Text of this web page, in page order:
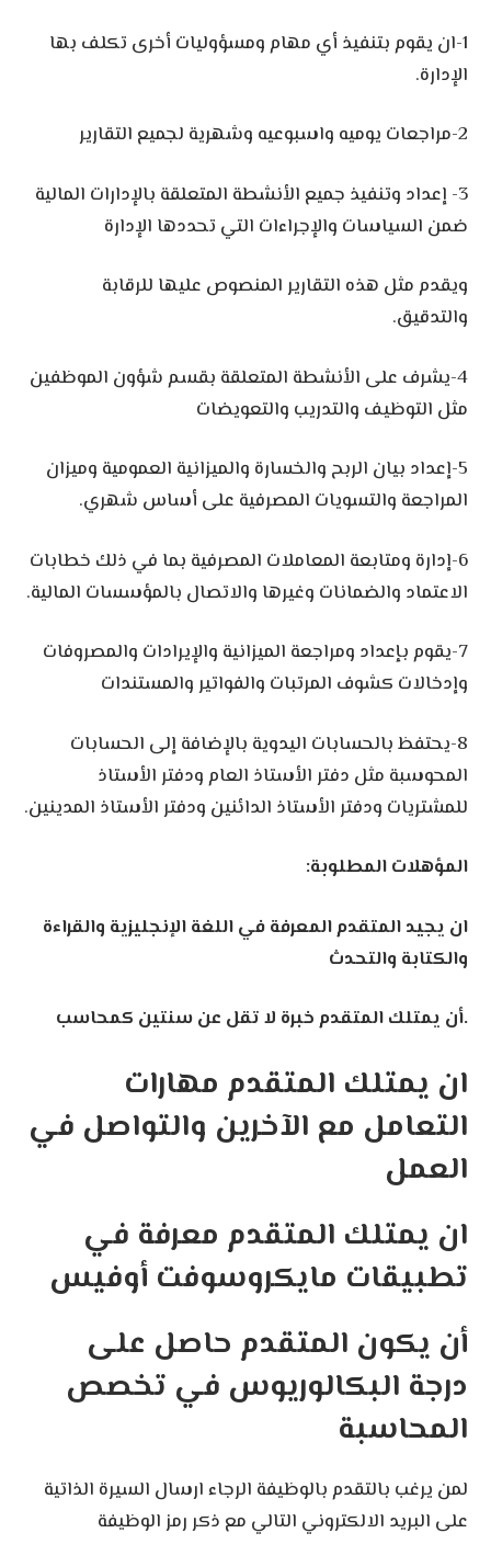
1-ان يقوم بتنفيذ أي مهام ومسؤوليات أخرى تكلف بها
الإدارة.
2-مراجعات يوميه واسبوعيه وشهرية لجميع التقارير
3- إعداد وتنفيذ جميع الأنشطة المتعلقة بالإدارات المالية
ضمن السياسات والإجراءات التي تحددها الإدارة
ويقدم مثل هذه التقارير المنصوص عليها للرقابة
والتدقيق.
4-يشرف على الأنشطة المتعلقة بقسم شؤون الموظفين
مثل التوظيف والتدريب والتعويضات
5-إعداد بيان الربح والخسارة والميزانية العمومية وميزان
المراجعة والتسويات المصرفية على أساس شهري.
6-إدارة ومتابعة المعاملات المصرفية بما في ذلك خطابات
الاعتماد والضمانات وغيرها والاتصال بالمؤسسات المالية.
7-يقوم بإعداد ومراجعة الميزانية والإيرادات والمصروفات
وإدخالات كشوف المرتبات والفواتير والمستندات
8-يحتفظ بالحسابات اليدوية بالإضافة إلى الحسابات
المحوسبة مثل دفتر الأستاذ العام ودفتر الأستاذ
للمشتريات ودفتر الأستاذ الدائنين ودفتر الأستاذ المدينين.
المؤهلات المطلوبة:
ان يجيد المتقدم المعرفة في اللغة الإنجليزية والقراءة
والكتابة والتحدث
.أن يمتلك المتقدم خبرة لا تقل عن سنتين كمحاسب
ان يمتلك المتقدم مهارات
التعامل مع الآخرين والتواصل في
العمل
ان يمتلك المتقدم معرفة في
تطبيقات مايكروسوفت أوفيس
أن يكون المتقدم حاصل على
درجة البكالوريوس في تخصص
المحاسبة
لمن يرغب بالتقدم بالوظيفة الرجاء ارسال السيرة الذاتية
على البريد الالكتروني التالي مع ذكر رمز الوظيفة